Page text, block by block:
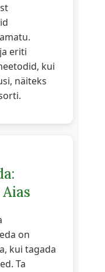
eriti
kui
näiteks
on
kui tagada
Ta